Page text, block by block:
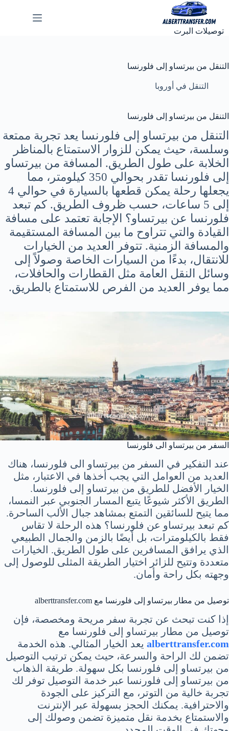
المحتوى
توصيلات البرت
التنقل من بيرتساو إلى فلورنسا
التنقل في أوروبا
التنقل من بيرتساو إلى فلورنسا
التنقل من بيرتساو إلى فلورنسا يعد تجربة ممتعة
وسلسة، حيث يمكن للزوار الاستمتاع بالمناظر
الخلابة على طول الطريق. المسافة من بيرتساو
إلى فلورنسا تقدر بحوالي 350 كيلومتر، مما
يجعلها رحلة يمكن قطعها بالسيارة في حوالي 4
إلى 5 ساعات، حسب ظروف الطريق. كم تبعد
فلورنسا عن بيرتساو؟ الإجابة تعتمد على مسافة
القيادة والتي تتراوح ما بين المسافة المستقيمة
والمسافة الزمنية. تتوفر العديد من الخيارات
للانتقال، بدءًا من السيارات الخاصة وصولاً إلى
وسائل النقل العامة مثل القطارات والحافلات،
مما يوفر العديد من الفرص للاستمتاع بالطريق.
السفر من بيرتساو الى فلورنسا
عند التفكير في السفر من بيرتساو الى فلورنسا، هناك
العديد من العوامل التي يجب أخذها في الاعتبار، مثل
الخيار الأفضل للطريق من بيرتساو إلى فلورنسا.
الطريق الأكثر شيوعًا يتبع المسار الجنوبي عبر النمسا،
مما يتيح للسائقين التمتع بمشاهد جبال الألب الساحرة.
كم تبعد بيرتساو عن فلورنسا؟ هذه الرحلة لا تقاس
فقط بالكيلومترات، بل أيضًا بالزمن والجمال الطبيعي
الذي يرافق المسافرين على طول الطريق. الخيارات
متعددة وتتيح للزائر اختيار الطريقة المثلى للوصول إلى
وجهته بكل راحة وأمان.
توصيل من مطار بيرتساو إلى فلورنسا مع alberttransfer.com
إذا كنت تبحث عن تجربة سفر مريحة ومخصصة، فإن
توصيل من مطار بيرتساو إلى فلورنسا مع
alberttransfer.com يعد الخيار المثالي. هذه الخدمة
تضمن لك الراحة والسرعة، حيث يمكن ترتيب التوصيل
من بيرتساو إلى فلورنسا بكل سهولة. طريقة الذهاب
من بيرتساو إلى فلورنسا عبر خدمة التوصيل توفر لك
تجربة خالية من التوتر، مع التركيز على الجودة
والاحترافية. يمكنك الحجز بسهولة عبر الإنترنت
والاستمتاع بخدمة نقل متميزة تضمن وصولك إلى